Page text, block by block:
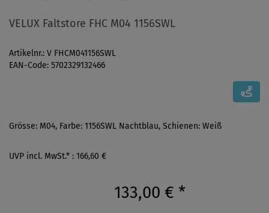
VELUX Faltstore FHC M04 1156SWL
Artikelnr.: V FHCM041156SWL
EAN-Code: 5702329132466
Grösse: M04, Farbe: 1156SWL Nachtblau, Schienen: Weiß
UVP incl. MwSt.* : 166,60 €
133,00 € *